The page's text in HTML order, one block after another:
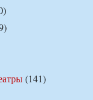
(141)